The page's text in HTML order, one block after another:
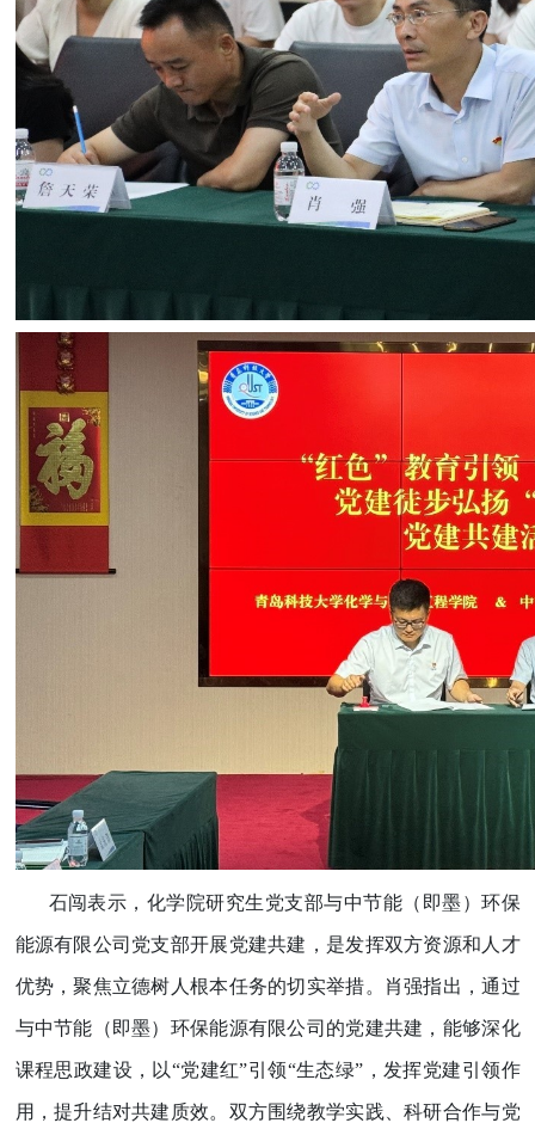
石闯表示，化学院研究生党支部与中节能（即墨）环保
能源有限公司党支部开展党建共建，是发挥双方资源和人才
优势，聚焦立德树人根本任务的切实举措。肖强指出，通过
与中节能（即墨）环保能源有限公司的党建共建，能够深化
课程思政建设，以“党建红”引领“生态绿”，发挥党建引领作
用，提升结对共建质效。双方围绕教学实践、科研合作与党